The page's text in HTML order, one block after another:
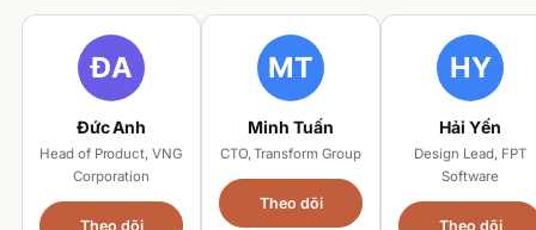
Đức Anh
Head of Product, VNG
Corporation
Theo dõi
Minh Tuấn
CTO, Transform Group
Theo dõi
Hải Yến
Design Lead, FPT
Software
Theo dõi